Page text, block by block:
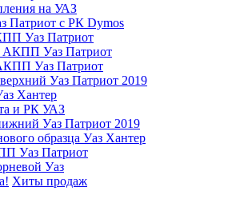
на УАЗ
Патриот с РК Dymos
Уаз Патриот
АКПП Уаз Патриот
Уаз Патриот
Уаз Патриот 2019
Хантер
и РК УАЗ
Уаз Патриот 2019
образца Уаз Хантер
Уаз Патриот
Уаз
Хиты продаж